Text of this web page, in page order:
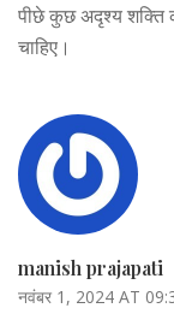
पीछे कुछ अदृश्य शक्ति
चाहिए।
manish prajapati
नवंबर 1, 2024 AT